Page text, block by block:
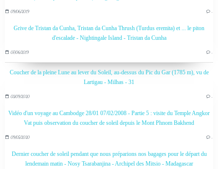
09/06/2019 …
Grive de Tristan da Cunha, Tristan da Cunha Thrush (Turdus eremita) et ... le piton
d'escalade - Nightingale Island - Tristan da Cunha
07/06/2019 …
Coucher de la pleine Lune au lever du Soleil, au-dessus du Pic du Gar (1785 m), vu de
Lartigau - Milhas - 31
03/09/2020 …
Vidéo d'un voyage au Cambodge 28/01 07/02/2008 - Partie 5 : visite du Temple Angkor
Vat puis observation du coucher de soleil depuis le Mont Phnom Bakhend
09/05/2020 …
Dernier coucher de soleil pendant que nous préparions nos bagages pour le départ du
lendemain matin - Nosy Tsarabanjina - Archipel des Mitsio - Madagascar